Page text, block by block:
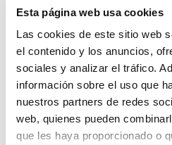
Esta página web usa cookies
Las cookies de este sitio web
el contenido y los anuncios,
sociales y analizar el tráfico.
información sobre el uso que
nuestros partners de redes
web, quienes pueden
que les haya proporcionado o
Hace 9 días
Mi mejor deseo para que salga
Cristina